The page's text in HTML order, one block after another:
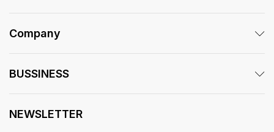
Company
BUSSINESS
NEWSLETTER